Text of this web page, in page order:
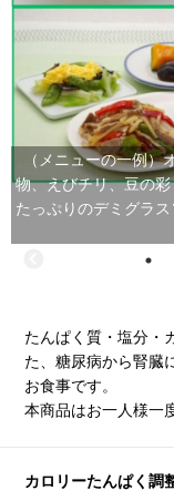
（メニューの一例
物、えびチリ、豆の
たっぷりのデミグラ
たんぱく質・塩分・
た、糖尿病から腎臓
お食事です。
本商品はお一人様一
カロリーたんぱく